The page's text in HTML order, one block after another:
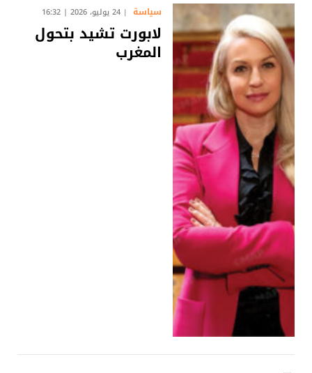
سياسة 24 يوليو، 2026 | 16:32
لابورت تشيد بتحول
المغرب